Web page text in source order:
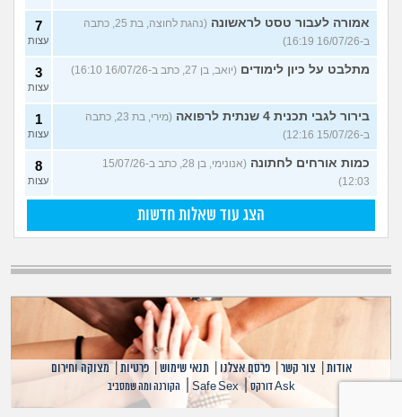
אמורה לעבור טסט לראשונה
(נהגת לחוצה, בת 25, כתבה
ב-16/07/26 16:19)
7
עצות
מתלבט על כיון לימודים (יואב, בן 27, כתב ב-16/07/26 16:10) 3
עצות
בירור לגבי תכנית 4 שנתית לרפואה
(מירי, בת 23, כתבה
ב-15/07/26 12:16)
1
עצות
כמות אורחים לחתונה
(אנונימי, בן 28, כתב ב-15/07/26
12:03)
8
עצות
הצג עוד שאלות חדשות
אודות צור קשר |פרסם אצלנו |תנאי שימוש |פרטיות |מצוקה וחירום
Ask דורקס |
Safe Sex
| הקורנה ומה שמסביב